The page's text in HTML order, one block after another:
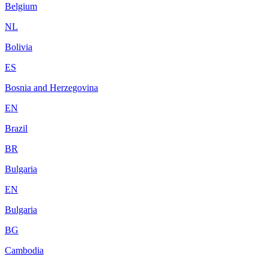
Belgium
NL
Bolivia
ES
Bosnia and Herzegovina
EN
Brazil
BR
Bulgaria
EN
Bulgaria
BG
Cambodia